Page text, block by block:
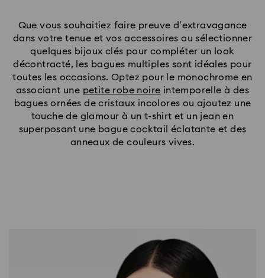
Que vous souhaitiez faire preuve d’extravagance
dans votre tenue et vos accessoires ou sélectionner
quelques bijoux clés pour compléter un look
décontracté, les bagues multiples sont idéales pour
toutes les occasions. Optez pour le monochrome en
associant une petite robe noire intemporelle à des
bagues ornées de cristaux incolores ou ajoutez une
touche de glamour à un t-shirt et un jean en
superposant une bague cocktail éclatante et des
anneaux de couleurs vives.